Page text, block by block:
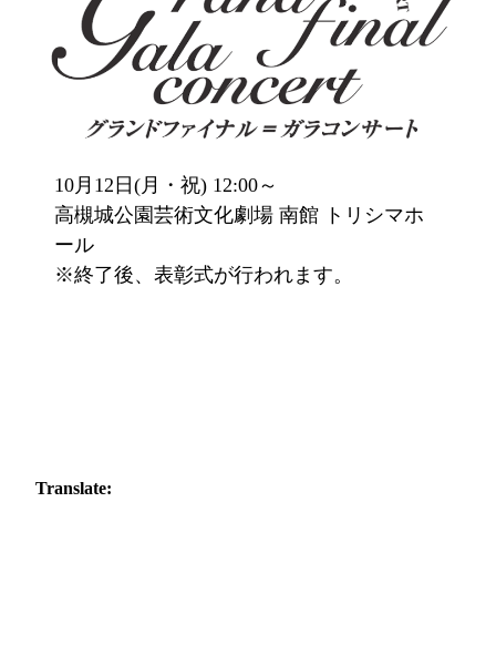
10月12日(月・祝) 12:00～
高槻城公園芸術文化劇場 南館 トリシマホ
ール
※終了後、表彰式が行われます。
Translate: